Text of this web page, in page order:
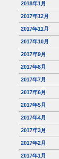
2018年1月
2017年12月
2017年11月
2017年10月
2017年9月
2017年8月
2017年7月
2017年6月
2017年5月
2017年4月
2017年3月
2017年2月
2017年1月